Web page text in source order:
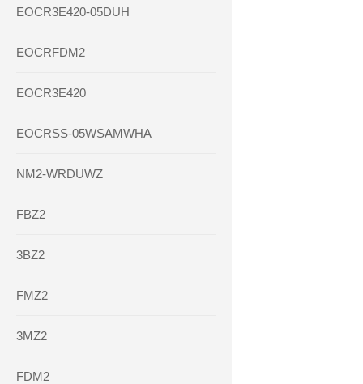
EOCR3E420-05DUH
EOCRFDM2
EOCR3E420
EOCRSS-05WSAMWHA
NM2-WRDUWZ
FBZ2
3BZ2
FMZ2
3MZ2
FDM2